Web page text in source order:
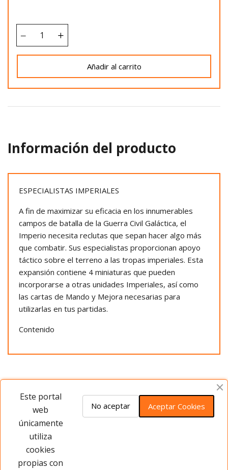
Añadir al carrito
Información del producto
ESPECIALISTAS IMPERIALES
A fin de maximizar su eficacia en los innumerables
campos de batalla de la Guerra Civil Galáctica, el
Imperio necesita reclutas que sepan hacer algo más
que combatir. Sus especialistas proporcionan apoyo
táctico sobre el terreno a las tropas imperiales. Esta
expansión contiene 4 miniaturas que pueden
incorporarse a otras unidades Imperiales, así como
las cartas de Mando y Mejora necesarias para
utilizarlas en tus partidas.
Contenido
Opiniones del producto
Este producto no tiene opiniones ¡Sé
Este portal
web
únicamente
utiliza
cookies
propias con
Aceptar Cookies
No aceptar